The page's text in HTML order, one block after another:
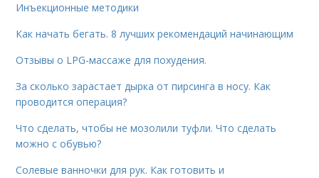
Инъекционные методики
Как начать бегать. 8 лучших рекомендаций начинающим
Отзывы о LPG-массаже для похудения.
За сколько зарастает дырка от пирсинга в носу. Как
проводится операция?
Что сделать, чтобы не мозолили туфли. Что сделать
можно с обувью?
Солевые ванночки для рук. Как готовить и